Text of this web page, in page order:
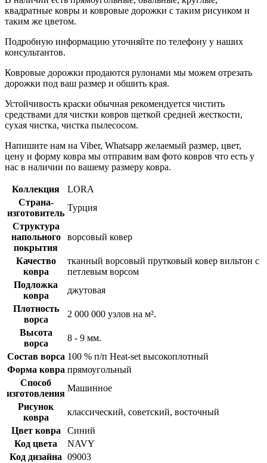
квадратные ковры и ковровые дорожки с таким рисунком и
таким же цветом.
Подробную информацию уточняйте по телефону у наших
консультантов.
Ковровые дорожки продаются рулонами мы можем отрезать
дорожки под ваш размер и обшить края.
Устойчивость краски обычная рекомендуется чистить
средствами для чистки ковров щеткой средней жесткости,
сухая чистка, чистка пылесосом.
Напишите нам на Viber, Whatsapp желаемый размер, цвет,
цену и форму ковра мы отправим вам фото ковров что есть у
нас в наличии по вашему размеру ковра.
Коллекция
LORA
Страна-
изготовитель
Турция
Структура
напольного
покрытия
ворсовый ковер
Качество
ковра
тканный ворсовый прутковый ковер вильтон с
петлевым ворсом
Подложка
ковра
джутовая
Плотность
ворса
2 000 000 узлов на м².
Высота
ворса
8 - 9 мм.
Состав ворса 100 % п/п Heat-set высокоплотный
Форма ковра прямоугольный
Способ
изготовления
Машинное
Рисунок
ковра
классический, советский, восточный
Цвет ковра
Синий
Код цвета
NAVY
Код дизайна 09003